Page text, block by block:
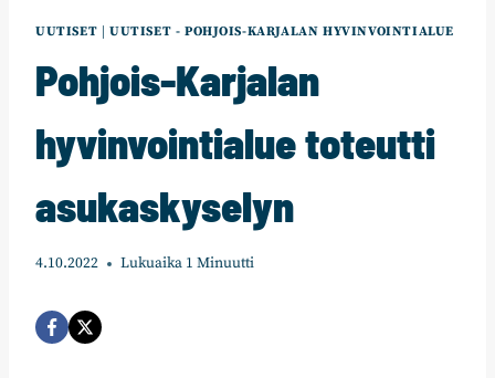
UUTISET | UUTISET - POHJOIS-KARJALAN HYVINVOINTIALUE
Pohjois-Karjalan
hyvinvointialue toteutti
asukaskyselyn
4.10.2022 Lukuaika 1 Minuutti